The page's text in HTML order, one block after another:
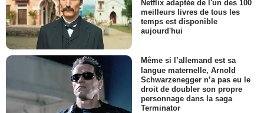
Netflix adaptée de l'un des 100
meilleurs livres de tous les
temps est disponible
aujourd'hui
Même si l’allemand est sa
langue maternelle, Arnold
Schwarzenegger n’a pas eu le
droit de doubler son propre
personnage dans la saga
Terminator